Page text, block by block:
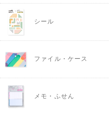
シール
ファイル・ケース
メモ・ふせん